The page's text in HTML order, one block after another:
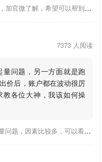
加官微了解，希望可以帮到你！
7373 人阅读
问题，另一方面就是跑
价后，账户都在波动很厉
各位大神，我该如何操
Ocpc跑稳了，模型会自动调优，关于起量问题，因素比较多，可以看下靠谱推大神出的干货文章，都是经验总结，应该可以找到对应解决。